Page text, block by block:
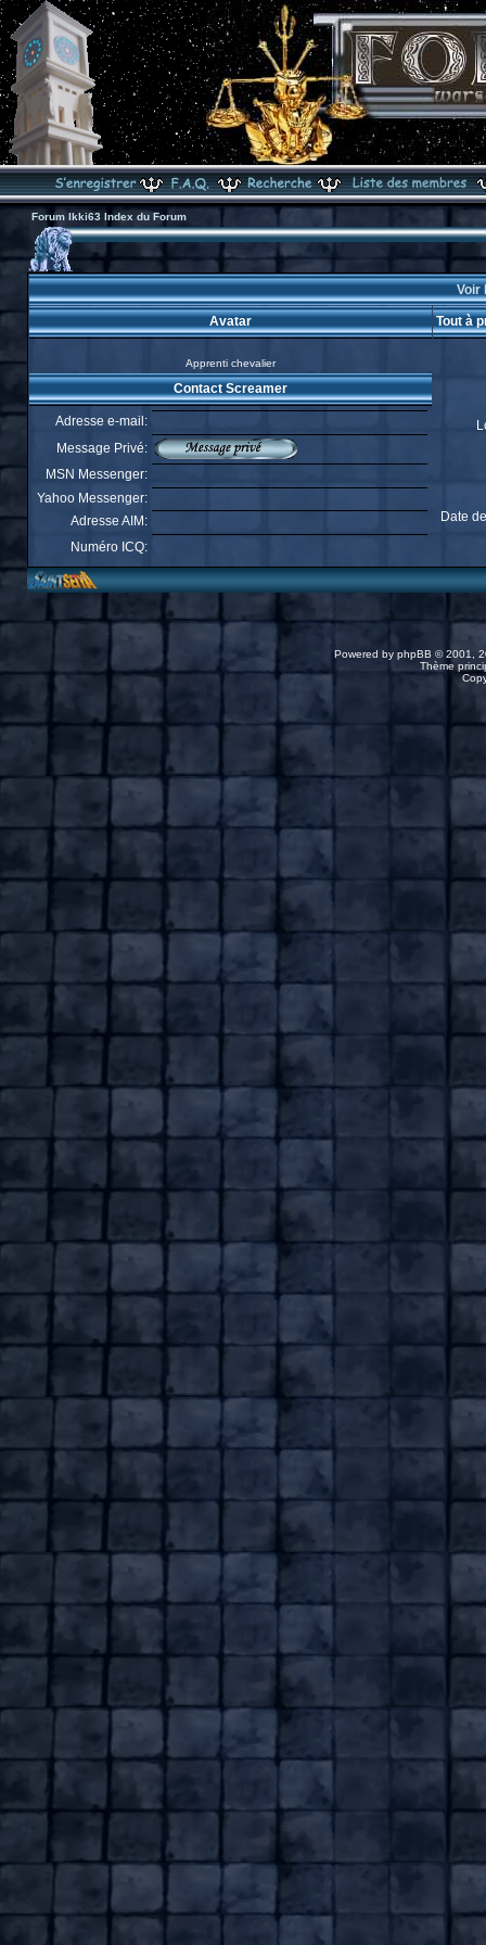
Forum Ikki63 Index du Forum
Voir
Avatar Tout à
Apprenti chevalier
Date
Contact Screamer
Adresse e-mail:
Message Privé:
MSN Messenger:
Yahoo Messenger:
Adresse AIM:
Numéro ICQ:
Powered by phpBB © 2001,
Thème